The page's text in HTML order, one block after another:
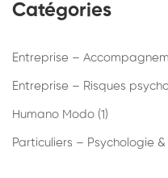
Catégories
Entreprise –
Entreprise – Risques
Humano Modo (1)
Particuliers – Psychologie